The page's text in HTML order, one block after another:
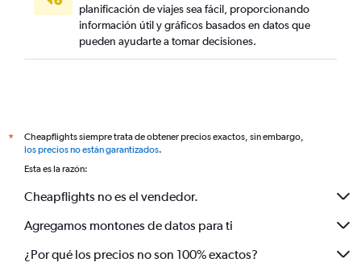
planificación de viajes sea fácil, proporcionando
información útil y gráficos basados en datos que
pueden ayudarte a tomar decisiones.
*
Cheapflights siempre trata de obtener precios exactos, sin embargo,
los precios no están garantizados.
Esta es la razón:
Cheapflights no es el vendedor.
Agregamos montones de datos para ti
¿Por qué los precios no son 100% exactos?